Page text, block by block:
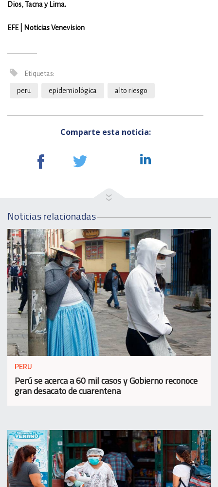
Dios, Tacna y Lima.
EFE | Noticias Venevision
Etiquetas:
peru epidemiológica alto riesgo
Comparte esta noticia:
Noticias relacionadas
PERU
Perú se acerca a 60 mil casos y Gobierno reconoce
gran desacato de cuarentena